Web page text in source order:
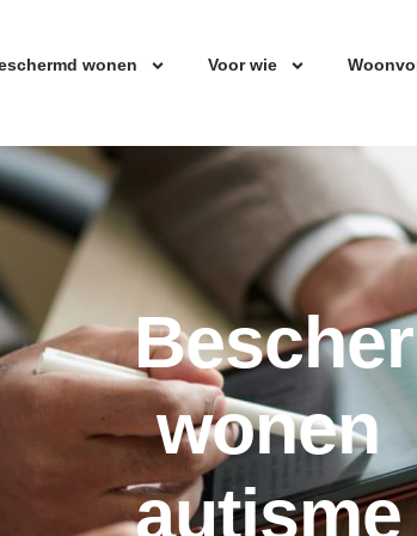
wonen Voor wie
wonen
autisme